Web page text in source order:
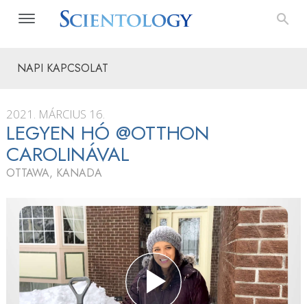
NAPI KAPCSOLAT
2021. MÁRCIUS 16.
LEGYEN HÓ @OTTHON
CAROLINÁVAL
OTTAWA, KANADA